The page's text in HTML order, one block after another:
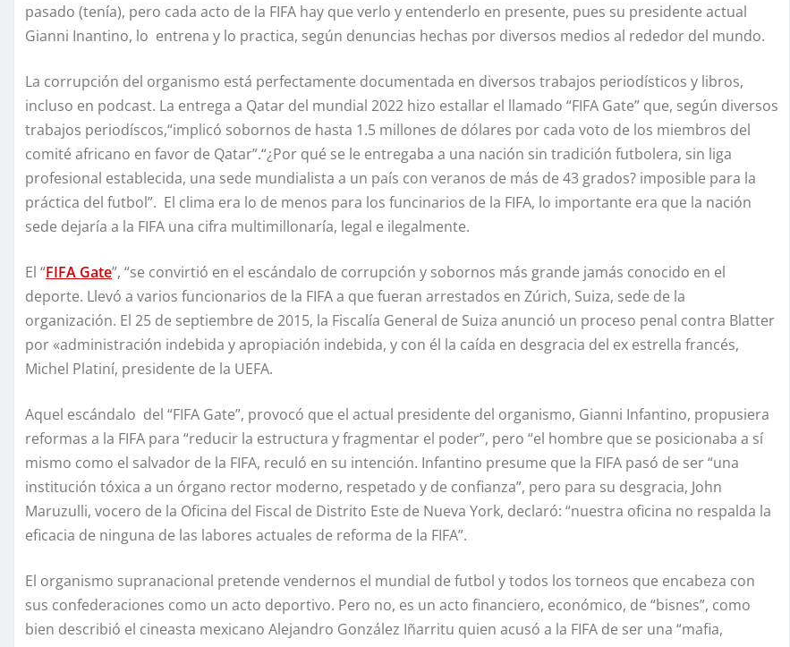
pasado (tenía), pero cada acto de la FIFA hay que verlo y entenderlo en presente, pues su presidente actual
Gianni Inantino, lo entrena y lo practica, según denuncias hechas por diversos medios al rededor del mundo.
La corrupción del organismo está perfectamente documentada en diversos trabajos periodísticos y libros,
incluso en podcast. La entrega a Qatar del mundial 2022 hizo estallar el llamado “FIFA Gate” que, según diversos
trabajos periodíscos,“implicó sobornos de hasta 1.5 millones de dólares por cada voto de los miembros del
comité africano en favor de Qatar”.“¿Por qué se le entregaba a una nación sin tradición futbolera, sin liga
profesional establecida, una sede mundialista a un país con veranos de más de 43 grados? imposible para la
práctica del futbol”. El clima era lo de menos para los funcinarios de la FIFA, lo importante era que la nación
sede dejaría a la FIFA una cifra multimillonaría, legal e ilegalmente.
El “FIFA Gate”, “se convirtió en el escándalo de corrupción y sobornos más grande jamás conocido en el
deporte. Llevó a varios funcionarios de la FIFA a que fueran arrestados en Zúrich, Suiza, sede de la
organización. El 25 de septiembre de 2015, la Fiscalía General de Suiza anunció un proceso penal contra Blatter
por «administración indebida y apropiación indebida, y con él la caída en desgracia del ex estrella francés,
Michel Platiní, presidente de la UEFA.
Aquel escándalo del “FIFA Gate”, provocó que el actual presidente del organismo, Gianni Infantino, propusiera
reformas a la FIFA para “reducir la estructura y fragmentar el poder”, pero “el hombre que se posicionaba a sí
mismo como el salvador de la FIFA, reculó en su intención. Infantino presume que la FIFA pasó de ser “una
institución tóxica a un órgano rector moderno, respetado y de confianza”, pero para su desgracia, John
Maruzulli, vocero de la Oficina del Fiscal de Distrito Este de Nueva York, declaró: “nuestra oficina no respalda la
eficacia de ninguna de las labores actuales de reforma de la FIFA”.
El organismo supranacional pretende vendernos el mundial de futbol y todos los torneos que encabeza con
sus confederaciones como un acto deportivo. Pero no, es un acto financiero, económico, de “bisnes”, como
bien describió el cineasta mexicano Alejandro González Iñarritu quien acusó a la FIFA de ser una “mafia,